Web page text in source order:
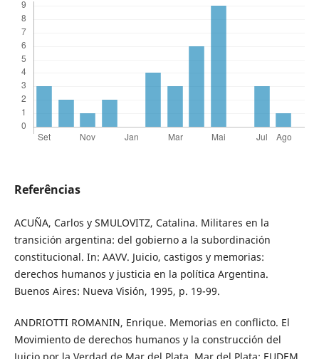
Referências
ACUÑA, Carlos y SMULOVITZ, Catalina. Militares en la
transición argentina: del gobierno a la subordinación
constitucional. In: AAVV. Juicio, castigos y memorias:
derechos humanos y justicia en la política Argentina.
Buenos Aires: Nueva Visión, 1995, p. 19-99.
ANDRIOTTI ROMANIN, Enrique. Memorias en conflicto. El
Movimiento de derechos humanos y la construcción del